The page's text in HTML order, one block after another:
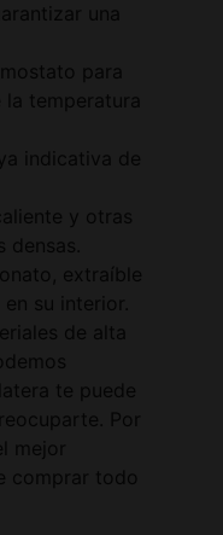
una
para
temperatura
indicativa de
y otras
densas.
extraíble
su interior.
de alta
te puede
Por
mejor
comprar todo